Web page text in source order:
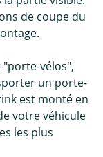
de coupe du
vélos",
un porte-
est monté en
votre véhicule
les plus